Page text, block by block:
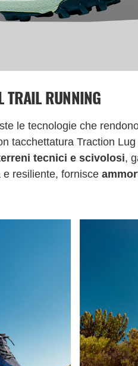
TRAIL RUNNING
le tecnologie che
tacchettatura Traction
tecnici e scivolosi,
resiliente, fornisce